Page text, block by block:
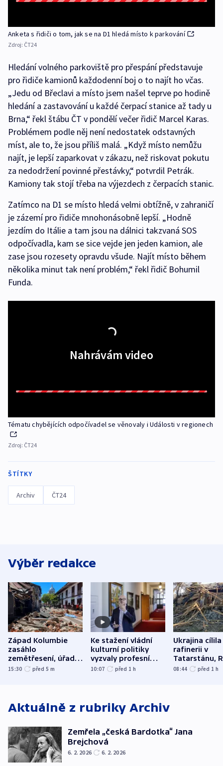
Anketa s řidiči o tom, jak se na D1 hledá místo k parkování
Zdroj: ČT24
Hledání volného parkoviště pro přespání představuje
pro řidiče kamionů každodenní boj o to najít ho včas.
„Jedu od Břeclavi a místo jsem našel teprve po hodině
hledání a zastavování u každé čerpací stanice až tady u
Brna,“ řekl štábu ČT v pondělí večer řidič Marcel Karas.
Problémem podle něj není nedostatek odstavných
míst, ale to, že jsou příliš malá. „Když místo nemůžu
najít, je lepší zaparkovat v zákazu, než riskovat pokutu
za nedodržení povinné přestávky,“ potvrdil Petrák.
Kamiony tak stojí třeba na výjezdech z čerpacích stanic.
Zatímco na D1 se místo hledá velmi obtížně, v zahraničí
je zázemí pro řidiče mnohonásobně lepší. „Hodně
jezdím do Itálie a tam jsou na dálnici takzvaná SOS
odpočívadla, kam se sice vejde jen jeden kamion, ale
zase jsou rozesety opravdu všude. Najít místo během
několika minut tak není problém,“ řekl řidič Bohumil
Funda.
Nahrávám video
Tématu chybějících odpočívadel se věnovaly i Události v regionech
Zdroj: ČT24
ŠTÍTKY
Archiv ČT24
Výběr redakce
Západ Kolumbie
zasáhlo
zemětřesení, úřady
hlásí přes sto obětí
15:30 před 5 m
Ke stažení vládní
kulturní politiky
vyzvaly profesní
organizace, spolky i
10:07 před 1 h
Ukrajina cílila
rafinerii v
Tatarstánu,
útočilo na
08:44 před 1 h
Aktuálně z rubriky Archiv
Zemřela „česká Bardotka“ Jana
Brejchová
6. 2. 2026 6. 2. 2026